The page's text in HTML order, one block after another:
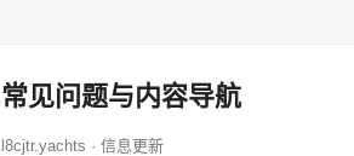
常见问题与内容导航
l8cjtr.yachts · 信息更新